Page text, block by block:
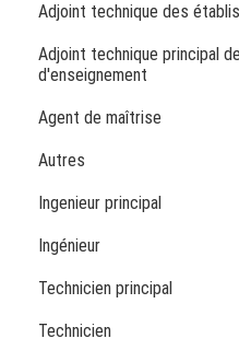
Adjoint technique des
Adjoint technique principal
d'enseignement
Agent de maîtrise
Autres
Ingenieur principal
Ingénieur
Technicien principal
Technicien